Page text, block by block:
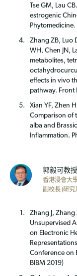
Tse GM, Lau
estrogenic
Zhang ZB, Luo
WH, Chen JN,
metabolites,
effects in vivo
pathway. Front
Xian YF, Zhen
Comparison of
alba and
Inflammation.
郭毅可教授
香港浸會大
副校長 (研究
Zhang J, Zhang
Unsupervised
on Electronic
Conference on
BIBM 2019)